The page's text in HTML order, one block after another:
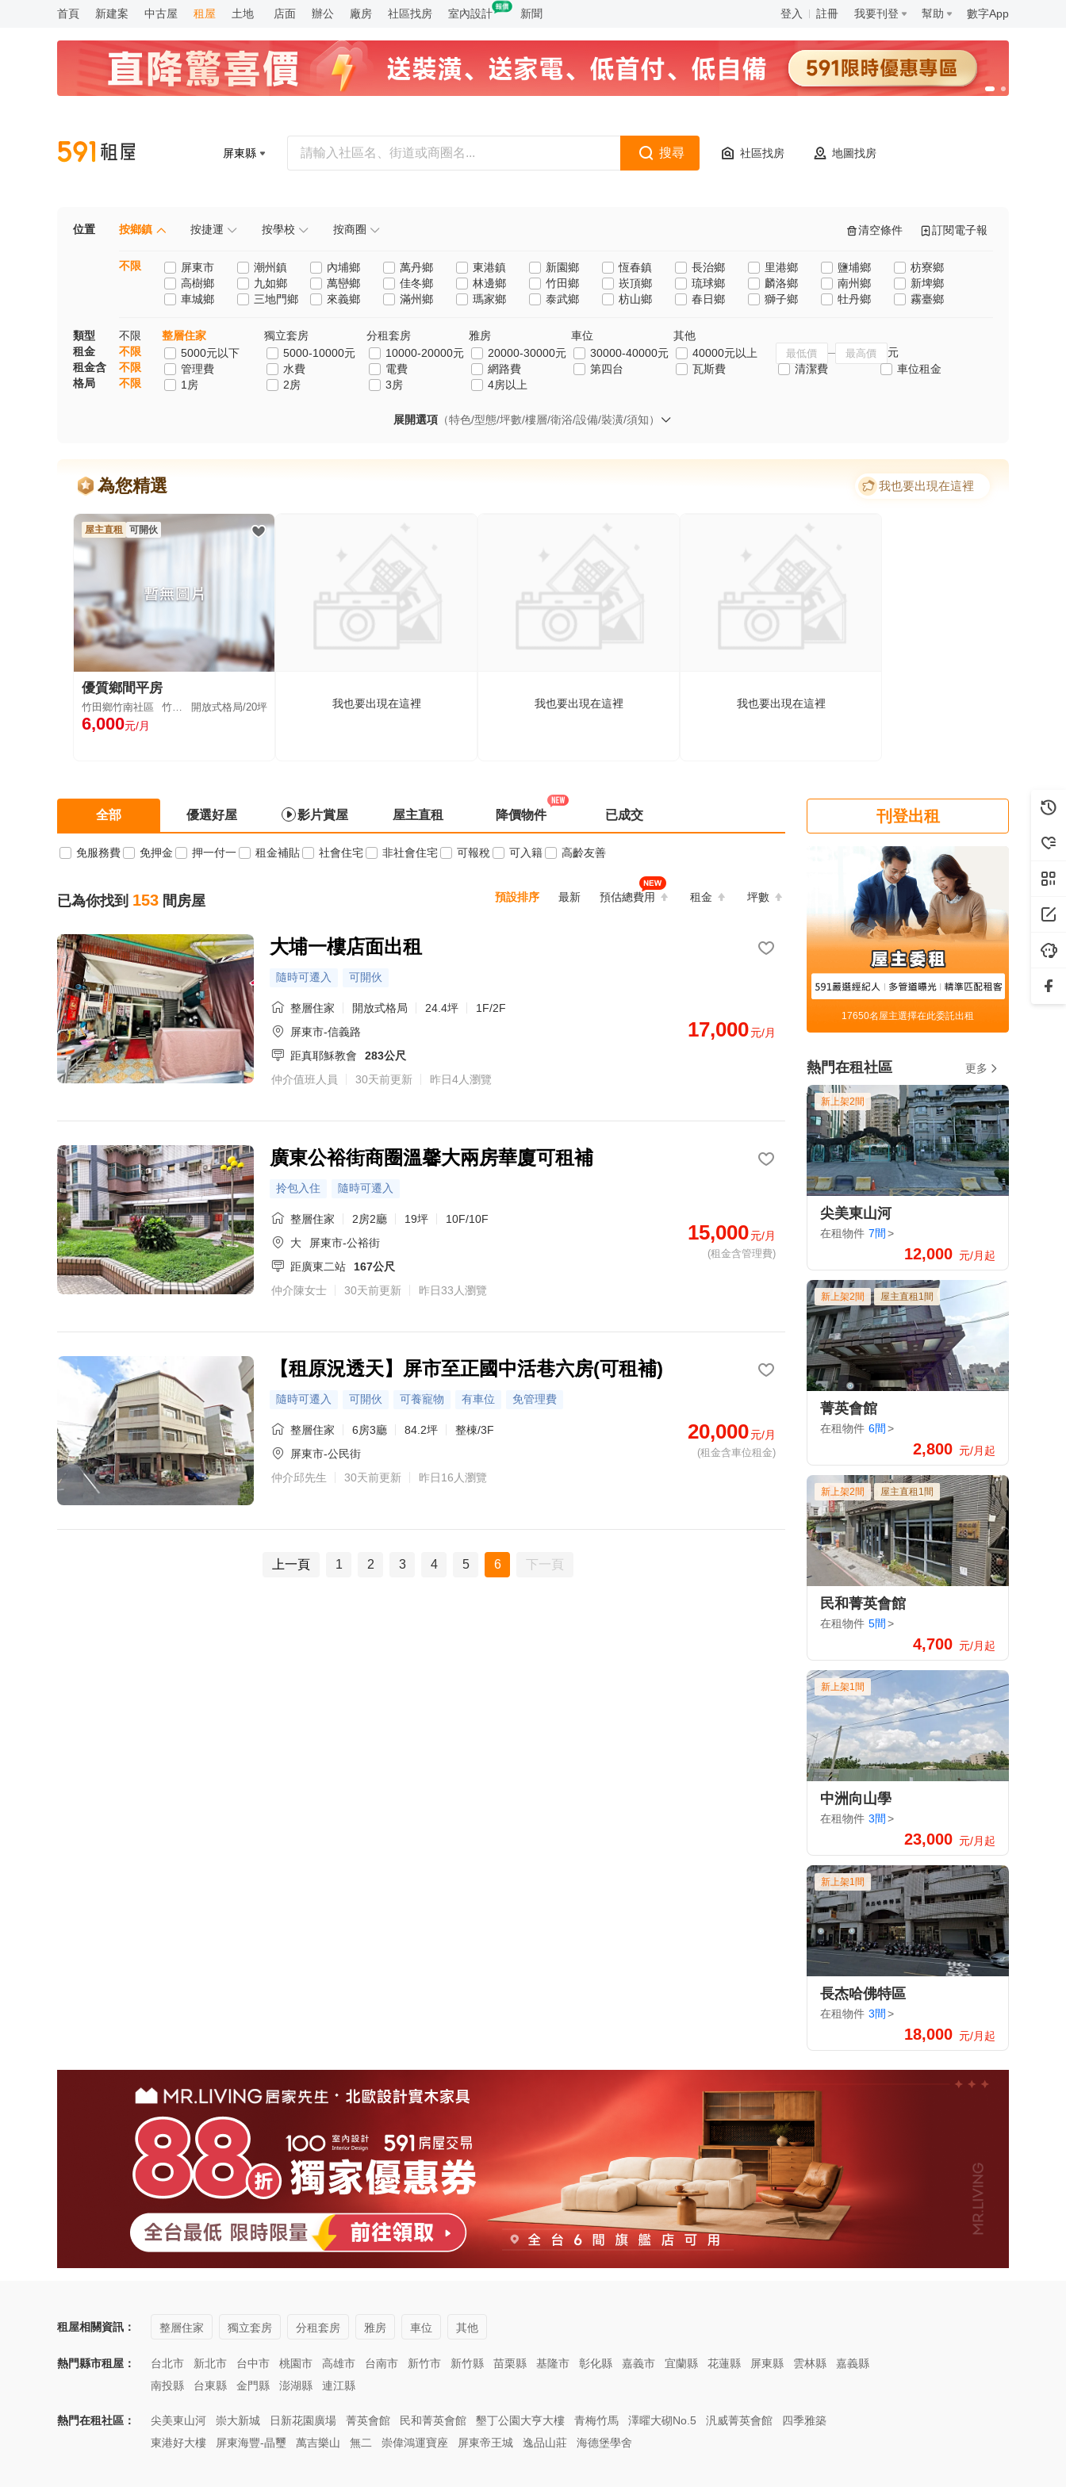
首頁 新建案 中古屋 租屋 土地 店面 辦公 廠房 社區找房 室內設計 新聞 登入 註冊 我要刊登 幫助 數字App
屏東縣 搜尋 社區找房 地圖找房
清空條件 訂閱電子報
位置 按鄉鎮 按捷運 按學校 按商圈
不限 屏東市 潮州鎮 內埔鄉 萬丹鄉 東港鎮 新園鄉 恆春鎮 長治鄉 里港鄉 鹽埔鄉
枋寮鄉
高樹鄉
九如鄉 萬巒鄉 佳冬鄉 林邊鄉 竹田鄉 崁頂鄉 琉球鄉 麟洛鄉 南州鄉
新埤鄉
車城鄉
三地門鄉 來義鄉 滿州鄉 瑪家鄉 泰武鄉 枋山鄉 春日鄉 獅子鄉 牡丹鄉 霧臺鄉
類型 不限 整層住家 獨立套房 分租套房 雅房 車位
其他
租金
不限 5000元以下 5000-10000元 10000-20000元 20000-30000元 30000-40000元 40000元以上
元
租金含
不限 管理費 水費 電費 網路費 第四台 瓦斯費 清潔費
車位租金
格局
不限 1房 2房 3房 4房以上
展開選項 （特色/型態/坪數/樓層/衛浴/設備/裝潢/須知）
為您精選 我也要出現在這裡
屋主直租 可開伙
優質鄉間平房
竹田鄉竹南社區 竹田鄉-竹南村 開放式格局/20坪
6,000元/月
我也要出現在這裡 我也要出現在這裡 我也要出現在這裡
全部 優選好屋 影片賞屋 屋主直租 降價物件 已成交
免服務費 免押金 押一付一 租金補貼 社會住宅 非社會住宅 可報稅 可入籍 高齡友善
已為你找到 153 間房屋 預設排序 最新 預估總費用 租金 坪數
大埔一樓店面出租
隨時可遷入 可開伙
整層住家 開放式格局 24.4坪
1F/2F
屏東市-信義路
距真耶穌教會
283公尺
仲介值班人員
30天前更新 昨日4人瀏覽
17,000元/月
廣東公裕街商圈溫馨大兩房華廈可租補
拎包入住 隨時可遷入
整層住家 2房2廳 19坪
10F/10F
大
屏東市-公裕街
距廣東二站
167公尺
仲介陳女士
30天前更新 昨日33人瀏覽
15,000元/月
(租金含管理費)
【租原況透天】屏市至正國中活巷六房(可租補)
隨時可遷入 可開伙 可養寵物 有車位 免管理費
整層住家 6房3廳 84.2坪
整棟/3F
屏東市-公民街
仲介邱先生
30天前更新 昨日16人瀏覽
20,000元/月
(租金含車位租金)
上一頁 1 2 3 4 5 6 下一頁
刊登出租
17650名屋主選擇在此委託出租
熱門在租社區 更多
新上架2間
尖美東山河
在租物件 7間>
12,000 元/月起
新上架2間 屋主直租1間
菁英會館
在租物件 6間>
2,800 元/月起
新上架2間 屋主直租1間
民和菁英會館
在租物件 5間>
4,700 元/月起
新上架1間
中洲向山學
在租物件 3間>
23,000 元/月起
新上架1間
長杰哈佛特區
在租物件 3間>
18,000 元/月起
租屋相關資訊： 整層住家 獨立套房 分租套房 雅房 車位 其他
熱門縣市租屋： 台北市 新北市 台中市 桃園市 高雄市 台南市 新竹市 新竹縣 苗栗縣 基隆市 彰化縣 嘉義市 宜蘭縣 花蓮縣 屏東縣 雲林縣
嘉義縣
南投縣
台東縣 金門縣 澎湖縣 連江縣
熱門在租社區： 尖美東山河 崇大新城 日新花園廣場 菁英會館 民和菁英會館 墾丁公園大亨大樓 青梅竹馬 澤曜大砌No.5 汎威菁英會館
四季雅築
東港好大樓
屏東海豐-晶璽 萬吉樂山 無二 崇偉鴻運寶座 屏東帝王城 逸品山莊 海德堡學舍